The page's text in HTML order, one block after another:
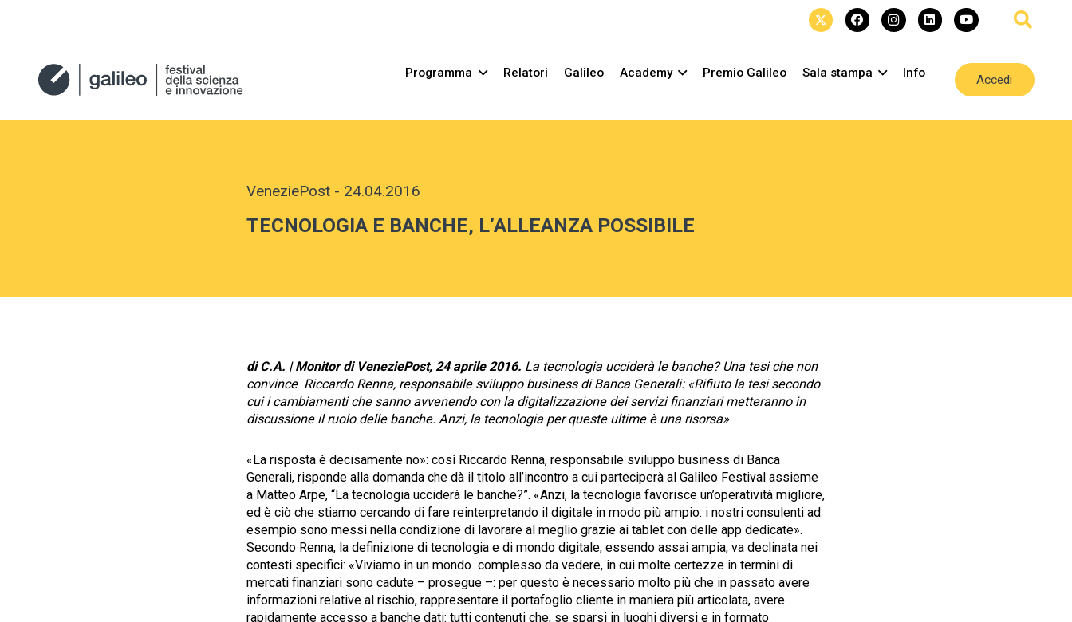
Programma Relatori Galileo Academy Premio Galileo Sala stampa Info
Accedi
VeneziePost- 24.04.2016
TECNOLOGIA E BANCHE, L’ALLEANZA POSSIBILE
di C.A. | Monitor di VeneziePost, 24 aprile 2016. La tecnologia ucciderà le banche? Una tesi che non
convince Riccardo Renna, responsabile sviluppo business di Banca Generali: «Rifiuto la tesi secondo
cui i cambiamenti che sanno avvenendo con la digitalizzazione dei servizi finanziari metteranno in
discussione il ruolo delle banche. Anzi, la tecnologia per queste ultime è una risorsa»
«La risposta è decisamente no»: così Riccardo Renna, responsabile sviluppo business di Banca
Generali, risponde alla domanda che dà il titolo all’incontro a cui parteciperà al Galileo Festival assieme
a Matteo Arpe, “La tecnologia ucciderà le banche?”. «Anzi, la tecnologia favorisce un’operatività migliore,
ed è ciò che stiamo cercando di fare reinterpretando il digitale in modo più ampio: i nostri consulenti ad
esempio sono messi nella condizione di lavorare al meglio grazie ai tablet con delle app dedicate».
Secondo Renna, la definizione di tecnologia e di mondo digitale, essendo assai ampia, va declinata nei
contesti specifici: «Viviamo in un mondo complesso da vedere, in cui molte certezze in termini di
mercati finanziari sono cadute – prosegue –: per questo è necessario molto più che in passato avere
informazioni relative al rischio, rappresentare il portafoglio cliente in maniera più articolata, avere
rapidamente accesso a banche dati: tutti contenuti che, se sparsi in luoghi diversi e in formato